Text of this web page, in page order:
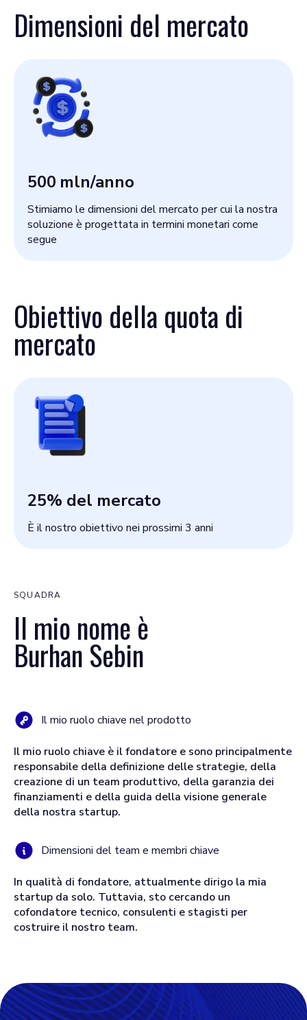
Dimensioni del mercato
500 mln/anno
Stimiamo le dimensioni del mercato per cui la nostra
soluzione è progettata in termini monetari come
segue
Obiettivo della quota di
mercato
25% del mercato
È il nostro obiettivo nei prossimi 3 anni
SQUADRA
Il mio nome è
Burhan Sebin
Il mio ruolo chiave nel prodotto
Il mio ruolo chiave è il fondatore e sono principalmente
responsabile della definizione delle strategie, della
creazione di un team produttivo, della garanzia dei
finanziamenti e della guida della visione generale
della nostra startup.
Dimensioni del team e membri chiave
In qualità di fondatore, attualmente dirigo la mia
startup da solo. Tuttavia, sto cercando un
cofondatore tecnico, consulenti e stagisti per
costruire il nostro team.